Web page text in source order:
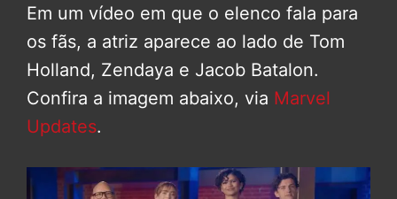
Em um vídeo em que o elenco fala para
os fãs, a atriz aparece ao lado de Tom
Holland, Zendaya e Jacob Batalon.
Confira a imagem abaixo, via Marvel
Updates.